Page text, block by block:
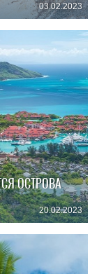
03.02.2023
ОСТРОВА
20.02.2023